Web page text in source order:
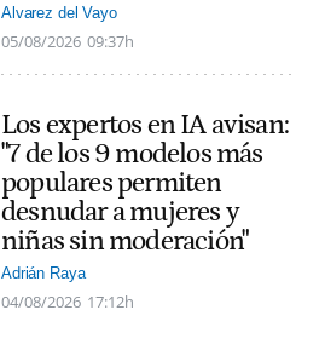
Alvarez del Vayo
05/08/2026 09:37h
Los expertos en IA avisan:
"7 de los 9 modelos más
populares permiten
desnudar a mujeres y
niñas sin moderación"
Adrián Raya
04/08/2026 17:12h